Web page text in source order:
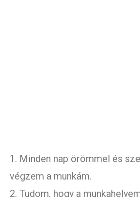
1. Minden nap örömmel és
végzem a munkám.
2. Tudom, hogy a